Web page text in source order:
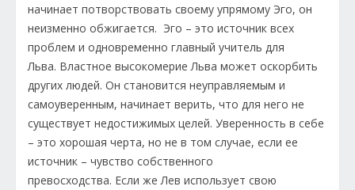
начинает потворствовать своему упрямому Эго, он
неизменно обжигается. Эго – это источник всех
проблем и одновременно главный учитель для
Льва. Властное высокомерие Льва может оскорбить
других людей. Он становится неуправляемым и
самоуверенным, начинает верить, что для него не
существует недостижимых целей. Уверенность в себе
– это хорошая черта, но не в том случае, если ее
источник – чувство собственного
превосходства. Если же Лев использует свою